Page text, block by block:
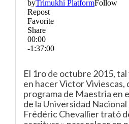
El 1ro de octubre 2015,
en hacer Victor Viviescas,
programa de Maestria en
de la Universidad
Frédéric Chevallier trató